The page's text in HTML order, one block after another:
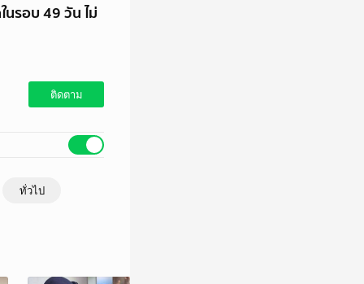
รอบ 49 วัน ไม่
ติดตาม
ทั่วไป